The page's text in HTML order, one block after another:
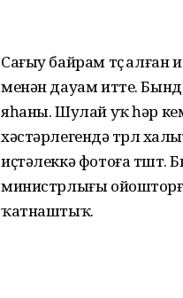
Сағыу байрам төҫө
менән дауам итте.
яһаны. Шулай уҡ һәр
хәстәрлегендә төрлө
иҫтәлеккә фотоға
министрлығы
ҡатнаштыҡ.